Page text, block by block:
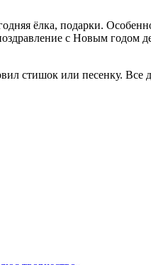
ёлка, подарки.
с Новым годом
стишок или песенку. Все